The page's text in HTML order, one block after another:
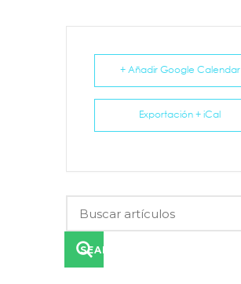
+ Añadir Google Calendar
Exportación + iCal
SEARCH